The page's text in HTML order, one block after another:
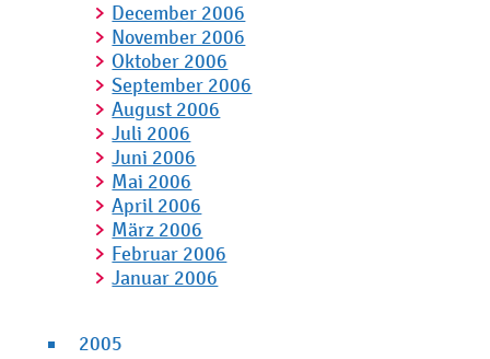
December 2006
November 2006
Oktober 2006
September 2006
August 2006
Juli 2006
Juni 2006
Mai 2006
April 2006
März 2006
Februar 2006
Januar 2006
2005